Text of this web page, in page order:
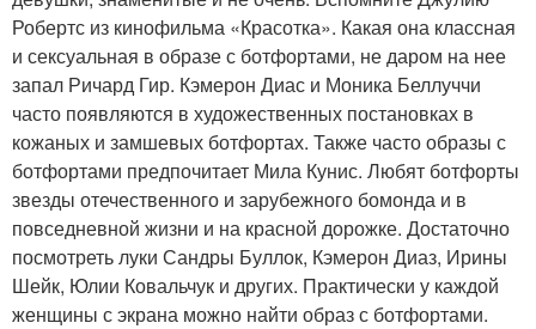
Робертс из кинофильма «Красотка». Какая она классная
и сексуальная в образе с ботфортами, не даром на нее
запал Ричард Гир. Кэмерон Диас и Моника Беллуччи
часто появляются в художественных постановках в
кожаных и замшевых ботфортах. Также часто образы с
ботфортами предпочитает Мила Кунис. Любят ботфорты
звезды отечественного и зарубежного бомонда и в
повседневной жизни и на красной дорожке. Достаточно
посмотреть луки Сандры Буллок, Кэмерон Диаз, Ирины
Шейк, Юлии Ковальчук и других. Практически у каждой
женщины с экрана можно найти образ с ботфортами.